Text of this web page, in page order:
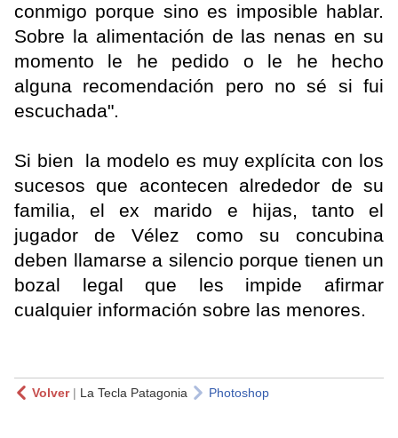
conmigo porque sino es imposible hablar.
Sobre la alimentación de las nenas en su
momento le he pedido o le he hecho
alguna recomendación pero no sé si fui
escuchada".
Si bien la modelo es muy explícita con los
sucesos que acontecen alrededor de su
familia, el ex marido e hijas, tanto el
jugador de Vélez como su concubina
deben llamarse a silencio porque tienen un
bozal legal que les impide afirmar
cualquier información sobre las menores.
Volver| La Tecla Patagonia Photoshop